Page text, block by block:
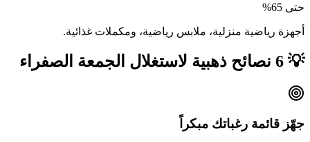
حتى 65%
أجهزة رياضية منزلية، ملابس رياضية، ومكملات غذائية.
💡 6 نصائح ذهبية لاستغلال الجمعة الصفراء
جهّز قائمة رغباتك مبكراً